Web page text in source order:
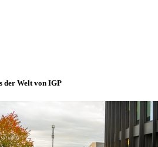
der Welt von IGP